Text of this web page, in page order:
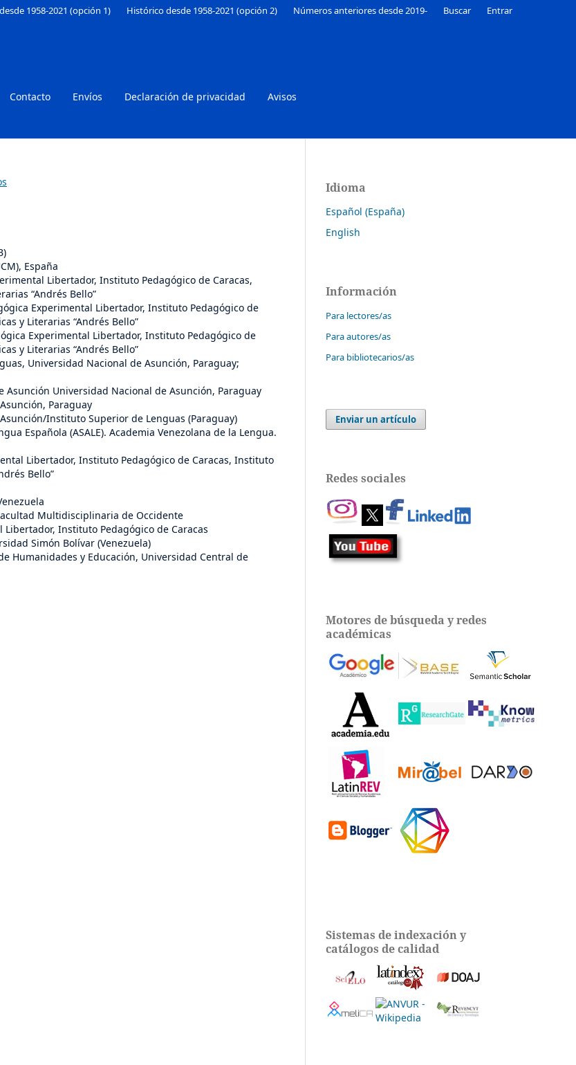
Contacto Envíos Declaración de privacidad Avisos
1958-2021 (opción 1) Histórico desde 1958-2021 (opción 2) Números anteriores desde 2019- Buscar Entrar
España
Libertador, Instituto Pedagógico de Caracas,
“Andrés Bello”
Experimental Libertador, Instituto Pedagógico de
y Literarias “Andrés Bello”
Experimental Libertador, Instituto Pedagógico de
y Literarias “Andrés Bello”
Universidad Nacional de Asunción, Paraguay;
Asunción Universidad Nacional de Asunción, Paraguay
Paraguay
Instituto Superior de Lenguas (Paraguay)
Española (ASALE). Academia Venezolana de la Lengua.
Libertador, Instituto Pedagógico de Caracas, Instituto
Bello”
Multidisciplinaria de Occidente
Instituto Pedagógico de Caracas
Simón Bolívar (Venezuela)
Humanidades y Educación, Universidad Central de
Idioma
Español (España)
English
Información
Para lectores/as
Para autores/as
Para bibliotecarios/as
Enviar un artículo
Redes sociales
Motores de búsqueda y redes
académicas
Sistemas de indexación y
catálogos de calidad